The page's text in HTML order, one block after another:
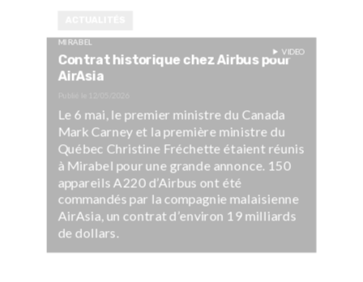
VIDEO
MIRABEL
Contrat historique chez Airbus pour
AirAsia
Le 6 mai, le premier ministre du Canada
Mark Carney et la première ministre du
Québec Christine Fréchette étaient réunis
à Mirabel pour une grande annonce. 150
appareils A220 d’Airbus ont été
commandés par la compagnie malaisienne
AirAsia, un contrat d’environ 19 milliards
de dollars.